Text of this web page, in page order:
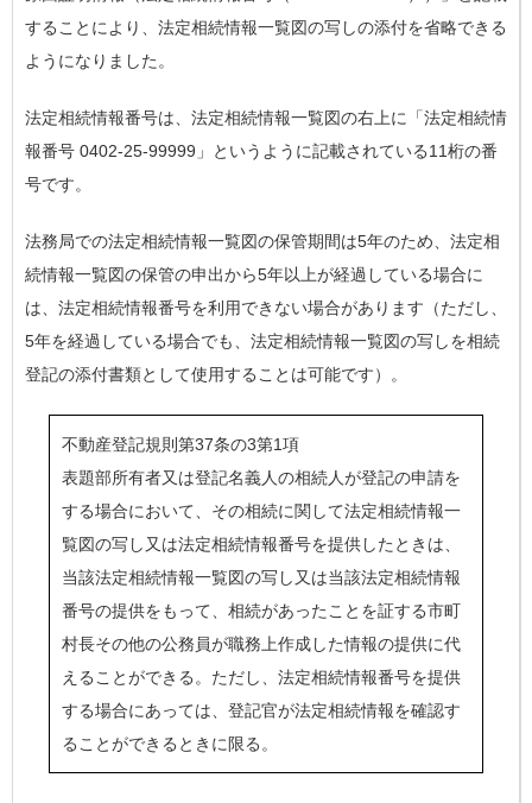
することにより、法定相続情報一覧図の写しの添付を省略できる
ようになりました。
法定相続情報番号は、法定相続情報一覧図の右上に「法定相続情
報番号 0402-25-99999」というように記載されている11桁の番
号です。
法務局での法定相続情報一覧図の保管期間は5年のため、法定相
続情報一覧図の保管の申出から5年以上が経過している場合に
は、法定相続情報番号を利用できない場合があります（ただし、
5年を経過している場合でも、法定相続情報一覧図の写しを相続
登記の添付書類として使用することは可能です）。
不動産登記規則第37条の3第1項
表題部所有者又は登記名義人の相続人が登記の申請を
する場合において、その相続に関して法定相続情報一
覧図の写し又は法定相続情報番号を提供したときは、
当該法定相続情報一覧図の写し又は当該法定相続情報
番号の提供をもって、相続があったことを証する市町
村長その他の公務員が職務上作成した情報の提供に代
えることができる。ただし、法定相続情報番号を提供
する場合にあっては、登記官が法定相続情報を確認す
ることができるときに限る。